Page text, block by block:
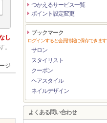
し
。
ジ
つかえるサービス一覧
ポイント設定変更
ブックマーク
ログインすると会員情報に保存できます
サロン
スタイリスト
クーポン
ヘアスタイル
ネイルデザイン
よくある問い合わせ